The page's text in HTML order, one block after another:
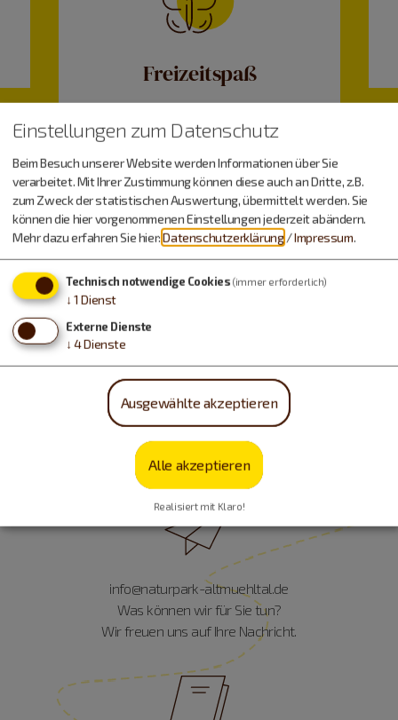
Freizeitspaß
geschlossen, öffnet Sonntag um 10 Uhr
Öffnungszeiten anzeigen
info@naturpark-altmuehltal.de
Was können wir für Sie tun?
Wir freuen uns auf Ihre Nachricht.
Einstellungen zum Datenschutz
Beim Besuch unserer Website werden Informationen über Sie
verarbeitet. Mit Ihrer Zustimmung können diese auch an Dritte, z.B.
zum Zweck der statistischen Auswertung, übermittelt werden. Sie
können die hier vorgenommenen Einstellungen jederzeit abändern.
Mehr dazu erfahren Sie hier:Datenschutzerklärung /Impressum.
Technisch notwendige Cookies (immer erforderlich)
↓ 1 Dienst
Externe Dienste
↓ 4Dienste
Ausgewählte akzeptieren
Alle akzeptieren
Realisiert mit Klaro!